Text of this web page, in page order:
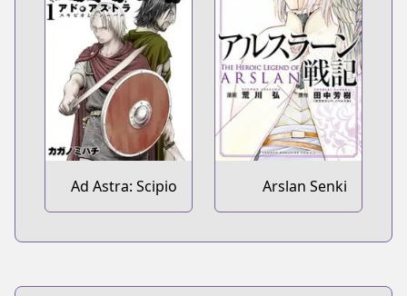
Arslan Senki
Ad Astra: Scipio
to Hannibal